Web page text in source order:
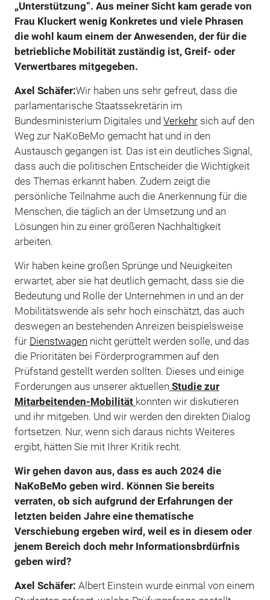
„Unterstützung“. Aus meiner Sicht kam gerade von
Frau Kluckert wenig Konkretes und viele Phrasen
die wohl kaum einem der Anwesenden, der für die
betriebliche Mobilität zuständig ist, Greif- oder
Verwertbares mitgegeben.
Axel Schäfer:Wir haben uns sehr gefreut, dass die
parlamentarische Staatssekretärin im
Bundesministerium Digitales und Verkehrsich auf den
Weg zur NaKoBeMo gemacht hat und in den
Austausch gegangen ist. Das ist ein deutliches Signal,
dass auch die politischen Entscheider die Wichtigkeit
des Themas erkannt haben. Zudem zeigt die
persönliche Teilnahme auch die Anerkennung für die
Menschen, die täglich an der Umsetzung und an
Lösungen hin zu einer größeren Nachhaltigkeit
arbeiten.
Wir haben keine großen Sprünge und Neuigkeiten
erwartet, aber sie hat deutlich gemacht, dass sie die
Bedeutung und Rolle der Unternehmen in und an der
Mobilitätswende als sehr hoch einschätzt, das auch
deswegen an bestehenden Anreizen beispielsweise
für Dienstwagen nicht gerüttelt werden solle, und das
die Prioritäten bei Förderprogrammen auf den
Prüfstand gestellt werden sollten. Dieses und einige
Forderungen aus unserer aktuellen Studie zur
Mitarbeitenden-Mobilität konnten wir diskutieren
und ihr mitgeben. Und wir werden den direkten Dialog
fortsetzen. Nur, wenn sich daraus nichts Weiteres
ergibt, hätten Sie mit Ihrer Kritik recht.
Wir gehen davon aus, dass es auch 2024 die
NaKoBeMo geben wird. Können Sie bereits
verraten, ob sich aufgrund der Erfahrungen der
letzten beiden Jahre eine thematische
Verschiebung ergeben wird, weil es in diesem oder
jenem Bereich doch mehr Informationsbrdürfnis
geben wird?
Axel Schäfer: Albert Einstein wurde einmal von einem